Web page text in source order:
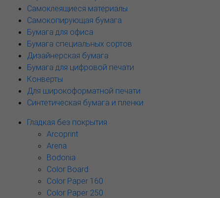
Самоклеящиеся материалы
Самокопирующая бумага
Бумага для офиса
Бумага специальных сортов
Дизайнерская бумага
Бумага для цифровой печати
Конверты
Для широкоформатной печати
Синтетическая бумага и пленки
Гладкая без покрытия
Arcoprint
Arena
Bodonia
Color Board
Color Paper 160
Color Paper 250